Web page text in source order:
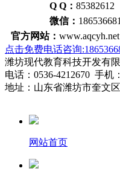
Q Q： 85382612
微信：
官方网站： www.aqcyh.net
点击免费电话咨询
潍坊现代教育科技开发有
电话：0536-4212670 手机
地址：山东省潍坊市奎文
网站首页